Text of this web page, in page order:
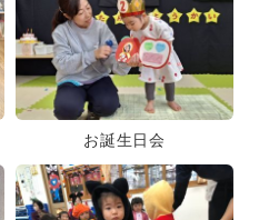
お誕生日会